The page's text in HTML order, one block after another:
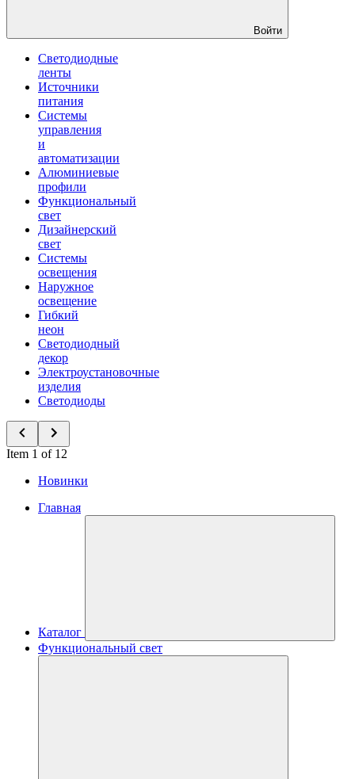
Войти
Светодиодные
ленты
Источники
питания
Системы
управления
и
автоматизации
Алюминиевые
профили
Функциональный
свет
Дизайнерский
свет
Системы
освещения
Наружное
освещение
Гибкий
неон
Светодиодный
декор
Электроустановочные
изделия
Светодиоды
Item 1 of 12
Новинки
Главная
Каталог
Функциональный свет